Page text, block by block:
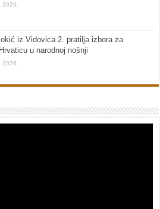
2026.
iz Vidovica 2. pratilja izbora za
u narodnoj nošnji
2026.